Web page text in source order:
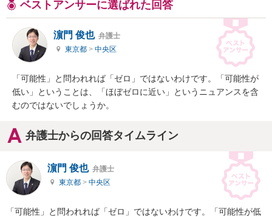
ベストアンサーに選ばれた回答
濵門 俊也 弁護士
東京都 > 中央区
「可能性」と問われれば「ゼロ」ではないわけです。「可能性が
低い」ということは、「ほぼゼロに近い」というニュアンスを含
むのではないでしょうか。
弁護士からの回答タイムライン
濵門 俊也 弁護士
東京都 > 中央区
「可能性」と問われれば「ゼロ」ではないわけです。「可能性が低